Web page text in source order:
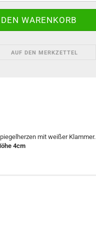
AUF DEN MERKZETTEL
mit weißer Klammer.
4cm